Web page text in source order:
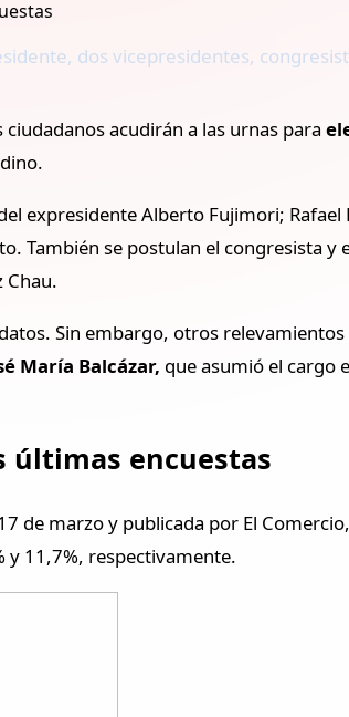
dos vicepresidentes,
ciudadanos acudirán a las urnas para
expresidente Alberto Fujimori; Rafael
También se postulan el congresista y
Chau.
Sin embargo, otros
María Balcázar, que asumió el cargo
últimas encuestas
de marzo y publicada por El Comercio,
y 11,7%, respectivamente.